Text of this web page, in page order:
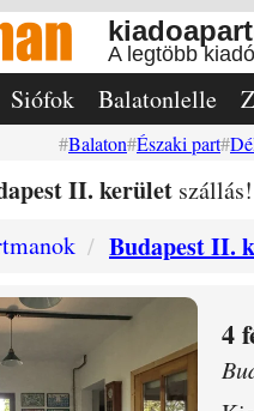
A legtöbb
Siófok Balatonlelle
Balaton Északi part
II. kerület
Budapest II.
4